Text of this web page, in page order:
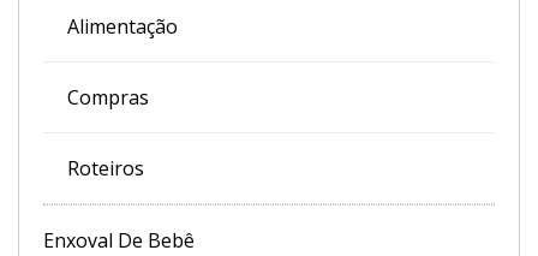
Alimentação
Compras
Roteiros
Enxoval De Bebê